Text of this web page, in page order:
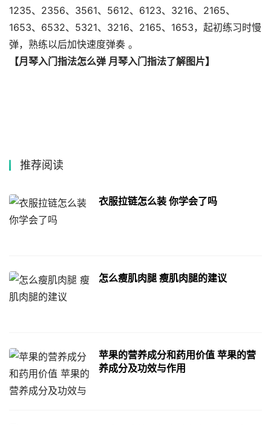
1235、2356、3561、5612、6123、3216、2165、
1653、6532、5321、3216、2165、1653，起初练习时慢
弹，熟练以后加快速度弹奏 。
【月琴入门指法怎么弹 月琴入门指法了解图片】
推荐阅读
衣服拉链怎么装 你学会了吗
怎么瘦肌肉腿 瘦肌肉腿的建议
苹果的营养成分和药用价值 苹果的营
养成分及功效与作用